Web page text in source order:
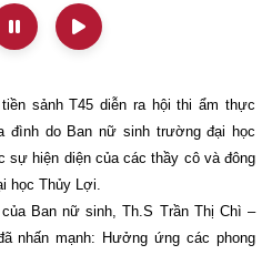
sảnh T45 diễn ra hội thi ẩm thực
đình do Ban nữ sinh trường đại học
hiện diện của các thầy cô và đông
học Thủy Lợi.
Ban nữ sinh, Th.S Trần Thị Chì –
nhấn mạnh: Hưởng ứng các phong